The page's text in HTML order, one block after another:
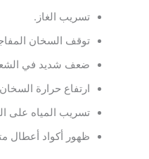
تسريب الغاز.
توقف السخان
ضعف شديد في
ارتفاع حرارة
تسريب المياه على
ظهور أكواد أعطال